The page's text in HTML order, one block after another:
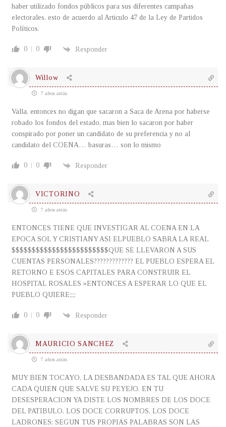
haber utilizado fondos públicos para sus diferentes campañas
electorales, esto de acuerdo al Articulo 47 de la Ley de Partidos
Políticos.
0 0 Responder
Willow
7 años atrás
Valla, entonces no digan que sacaron a Saca de Arena por haberse
robado los fondos del estado, mas bien lo sacaron por haber
conspirado por poner un candidato de su preferencia y no al
candidato del COENA… basuras… son lo mismo
0 0 Responder
VICTORINO
7 años atrás
ENTONCES TIENE QUE INVESTIGAR AL COENA EN LA
EPOCA SOL Y CRISTIANY ASI ELPUEBLO SABRA LA REAL
$$$$$$$$$$$$$$$$$$$$$$$$QUE SE LLEVARON A SUS
CUENTAS PERSONALES????????????? EL PUEBLO ESPERA EL
RETORNO E ESOS CAPITALES PARA CONSTRUIR EL
HOSPITAL ROSALES »ENTONCES A ESPERAR LO QUE EL
PUEBLO QUIERE;;;;
0 0 Responder
MAURICIO SANCHEZ
7 años atrás
MUY BIEN TOCAYO, LA DESBANDADA ES TAL QUE AHORA
CADA QUIEN QUE SALVE SU PEYEJO. EN TU
DESESPERACION YA DISTE LOS NOMBRES DE LOS DOCE
DEL PATIBULO, LOS DOCE CORRUPTOS, LOS DOCE
LADRONES; SEGUN TUS PROPIAS PALABRAS SON LAS